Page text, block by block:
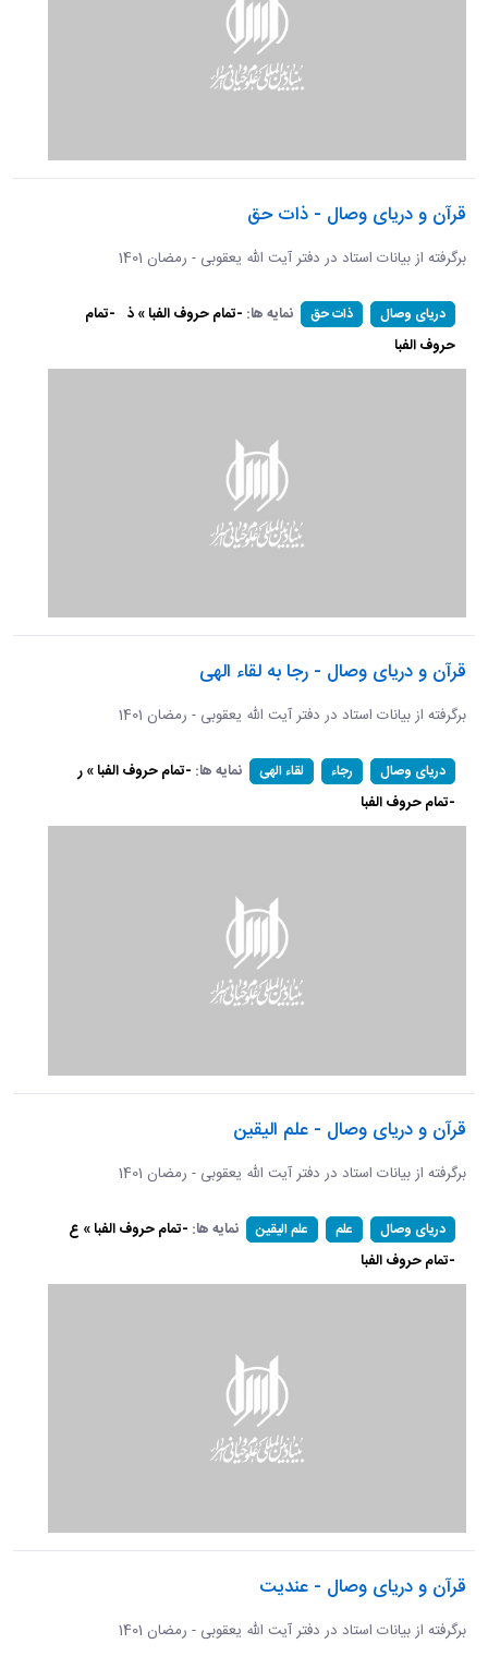
قرآن و دریای وصال - ذات حق
برگرفته از بیانات استاد در دفتر آیت الله یعقوبی - رمضان 1401
دریای وصال ذات حق نمایه ها: -تمام حروف الفبا » ذ -تمام
حروف الفبا
قرآن و دریای وصال - رجا به لقاء الهی
برگرفته از بیانات استاد در دفتر آیت الله یعقوبی - رمضان 1401
دریای وصال رجاء لقاء الهی نمایه ها: -تمام حروف الفبا » ر
-تمام حروف الفبا
قرآن و دریای وصال - علم الیقین
برگرفته از بیانات استاد در دفتر آیت الله یعقوبی - رمضان 1401
دریای وصال علم علم الیقین نمایه ها: -تمام حروف الفبا » ع
-تمام حروف الفبا
قرآن و دریای وصال - عندیت
برگرفته از بیانات استاد در دفتر آیت الله یعقوبی - رمضان 1401